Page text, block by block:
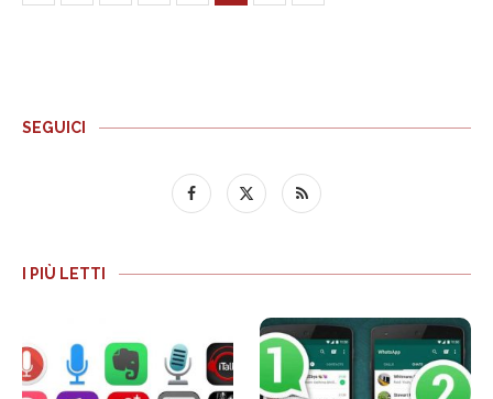
SEGUICI
I PIÙ LETTI